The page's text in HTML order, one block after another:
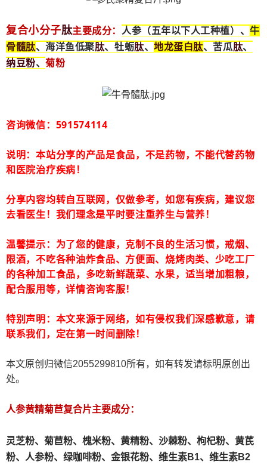
复合小分子肽主要成分： 人参（五年以下人工种植）、牛
骨髓肽、海洋鱼低聚肽、牡蛎肽、地龙蛋白肽、苦瓜肽、
纳豆粉、菊粉
咨询微信：591574114
说明：本站分享的产品是食品，不是药物，不能代替药物
和医院治疗疾病！
分享内容均转自互联网，仅做参考，如您有疾病，建议您
去看医生！我们理念是平时要注重养生与营养！
温馨提示：为了您的健康，克制不良的生活习惯，戒烟、
限酒，不吃各种油炸食品、方便面、烧烤肉类、少吃工厂
的各种加工食品，多吃新鲜蔬菜、水果，适当增加粗粮，
配合服用等，详情咨询客服！
特别声明：本文来源于网络，如有侵权我们深感歉意，请
联系我们，定在第一时间删除！
本文原创归微信2055299810所有，如有转发请标明原创出
处。
人参黄精菊苣复合片主要成分：
灵芝粉、 菊苣粉、 槐米粉、 黄精粉、沙棘粉、枸杞粉、黄芪
粉、人参粉、绿咖啡粉、金银花粉、维生素B1、维生素B2